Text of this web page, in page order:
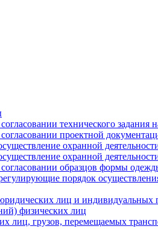
технического
проектной
охранной
охранной
образцов формы
порядок
лиц и индивидуальных
физических лиц
лиц, грузов, перемещаемых